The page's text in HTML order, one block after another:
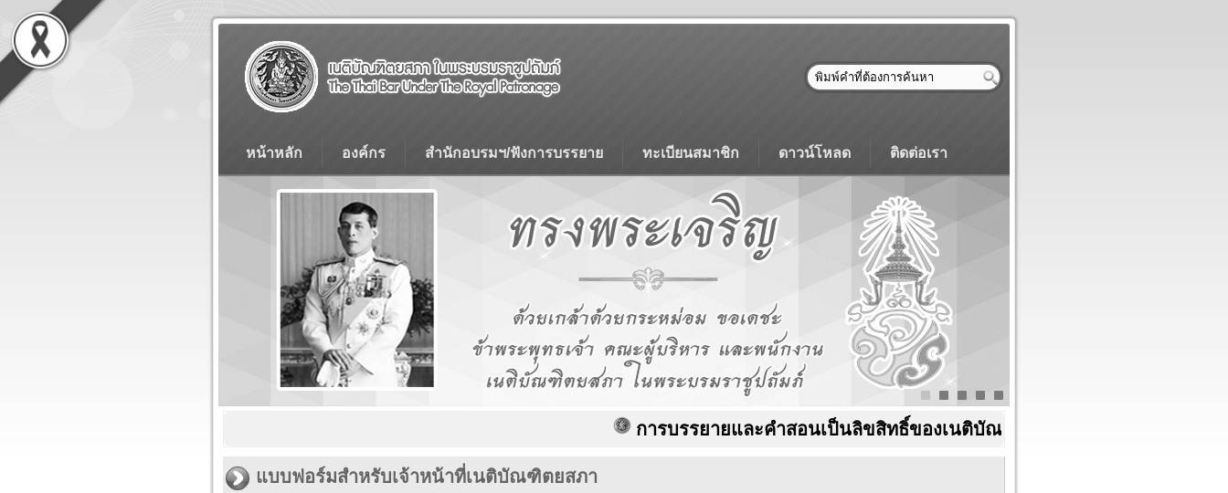
หน้าหลัก องค์กร สำนักอบรมฯ/ฟังการบรรยาย ทะเบียนสมาชิก ดาวน์โหลด ติดต่อเรา
การบรรยายและคำสอนเป็นลิขสิทธิ์ของเนติบัณฑิตยสภา ในพระบรมราชูปถัมภ์
แบบฟอร์มสำหรับเจ้าหน้าที่เนติบัณฑิตยสภา